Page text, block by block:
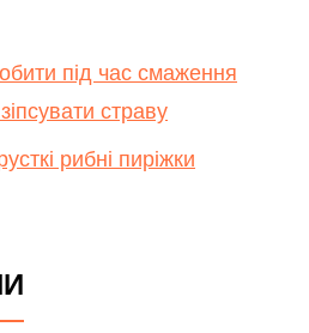
під час смаження
страву
рибні пиріжки